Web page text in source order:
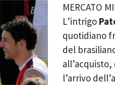
MERCATO
L’intrigo
quotidiano
del
l’arrivo